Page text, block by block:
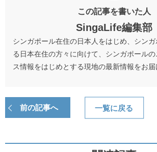
この記事を書いた人
SingaLife編集部
シンガポール在住の日本人をはじめ、シン
る日本在住の方々に向けて、シンガポール
ス情報をはじめとする現地の最新情報をお届
前の記事へ 一覧に戻る